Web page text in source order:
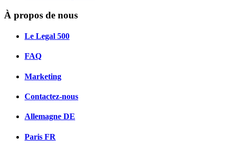
À propos de nous
Le Legal 500
FAQ
Marketing
Contactez-nous
Allemagne DE
Paris FR